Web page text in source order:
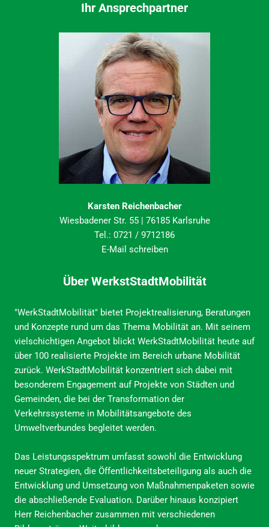
Ihr Ansprechpartner
Karsten Reichenbacher
Wiesbadener Str. 55 | 76185 Karlsruhe
Tel.: 0721 / 9712186
E-Mail schreiben
Über WerkstStadtMobilität
"WerkStadtMobilität" bietet Projektrealisierung, Beratungen
und Konzepte rund um das Thema Mobilität an. Mit seinem
vielschichtigen Angebot blickt WerkStadtMobilität heute auf
über 100 realisierte Projekte im Bereich urbane Mobilität
zurück. WerkStadtMobilität konzentriert sich dabei mit
besonderem Engagement auf Projekte von Städten und
Gemeinden, die bei der Transformation der
Verkehrssysteme in Mobilitätsangebote des
Umweltverbundes begleitet werden.
Das Leistungsspektrum umfasst sowohl die Entwicklung
neuer Strategien, die Öffentlichkeitsbeteiligung als auch die
Entwicklung und Umsetzung von Maßnahmenpaketen sowie
die abschließende Evaluation. Darüber hinaus konzipiert
Herr Reichenbacher zusammen mit verschiedenen